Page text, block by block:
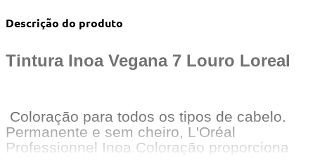
Descrição do produto
Tintura Inoa Vegana 7 Louro Loreal
Coloração para todos os tipos de cabelo.
Permanente e sem cheiro, L'Oréal
Professionnel Inoa Coloração proporciona